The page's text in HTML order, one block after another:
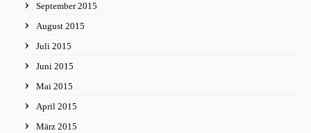
September 2015
August 2015
Juli 2015
Juni 2015
Mai 2015
April 2015
März 2015